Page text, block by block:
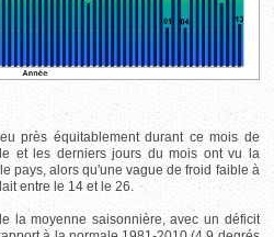
près équitablement durant ce mois de
et les derniers jours du mois ont vu la
pays, alors qu'une vague de froid faible à
entre le 14 et le 26.
la moyenne saisonnière, avec un déficit